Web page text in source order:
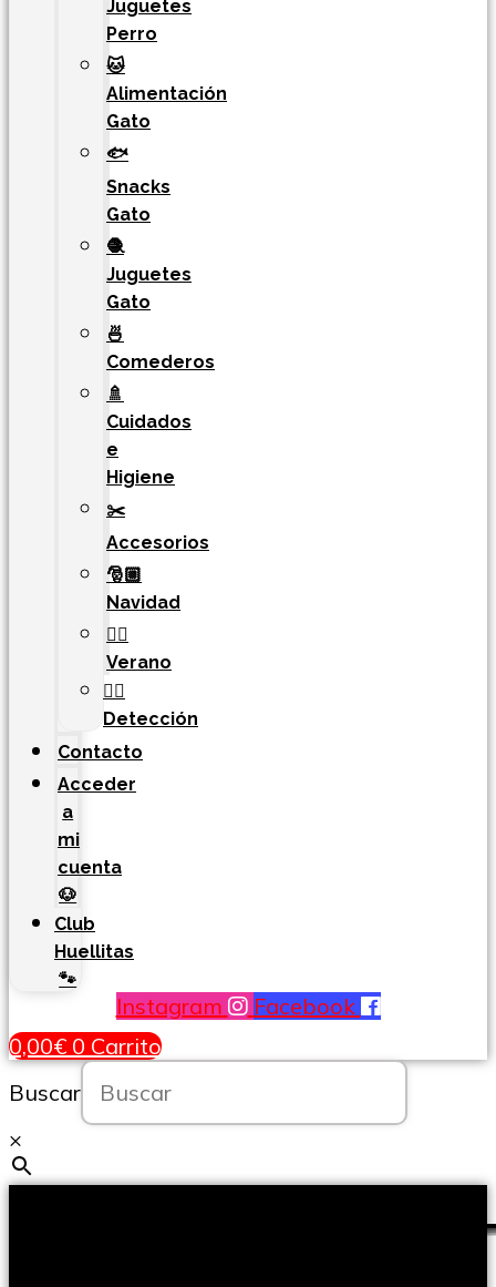
Juguetes
Perro
🐱
Alimentación
Gato
🐟
Snacks
Gato
🧶
Juguetes
Gato
🍜
Comederos
🚿
Cuidados
e
Higiene
✂️
Accesorios
🎅🏼
Navidad
🏄‍♀️
Verano
🐕‍🦺
Detección
Contacto
Acceder
a
mi
cuenta
🐶
Club
Huellitas
🐾
Instagram
Facebook
0,00€ 0 Carrito
Buscar
×